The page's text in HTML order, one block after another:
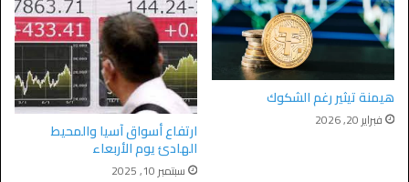
هيمنة تيثير رغم الشكوك
فبراير 20, 2026 ارتفاع أسواق آسيا والمحيط
الهادئ يوم الأربعاء
سبتمبر 10, 2025